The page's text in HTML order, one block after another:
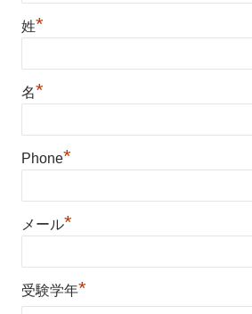
姓*
名*
Phone*
メール*
受験学年*